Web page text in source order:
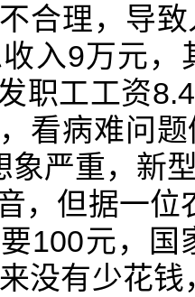
合理，导
入9万元，
职工工资
看病难问
象严重，新
，但据一位
100元，
没有少花